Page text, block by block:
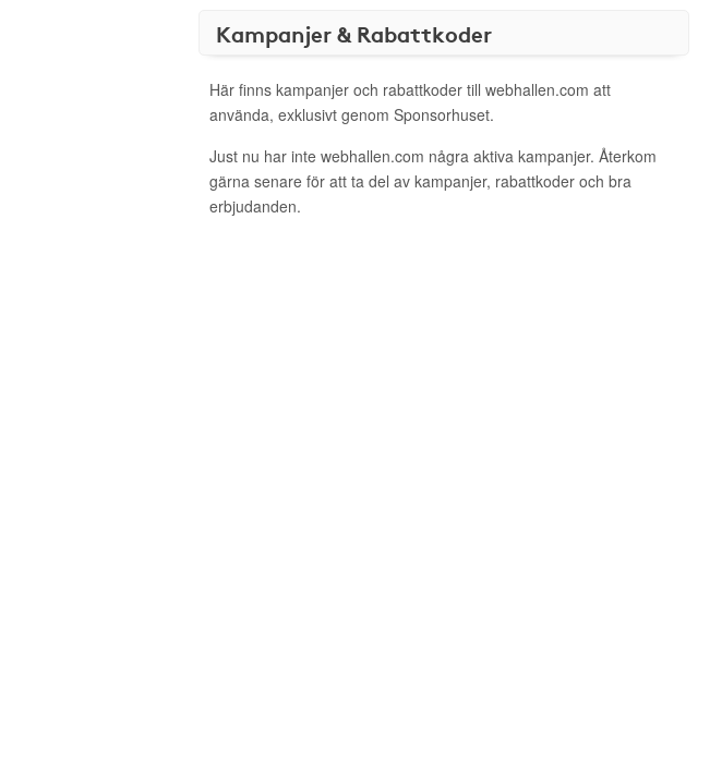
Kampanjer & Rabattkoder
Här finns kampanjer och rabattkoder till webhallen.com att
använda, exklusivt genom Sponsorhuset.
Just nu har inte webhallen.com några aktiva kampanjer. Återkom
gärna senare för att ta del av kampanjer, rabattkoder och bra
erbjudanden.